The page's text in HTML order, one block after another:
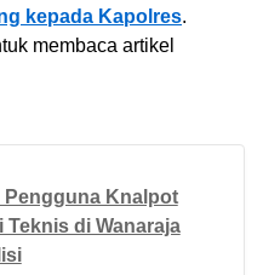
kepada Kapolres.
membaca artikel
Pengguna Knalpot
di Wanaraja